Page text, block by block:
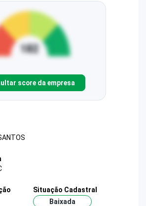
score da empresa
Situação Cadastral
Baixada